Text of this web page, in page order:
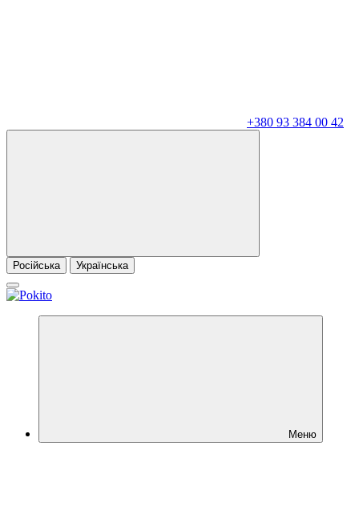
+380 93 384 00 42
Російська Українська
Меню